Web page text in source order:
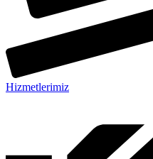
Hizmetlerimiz